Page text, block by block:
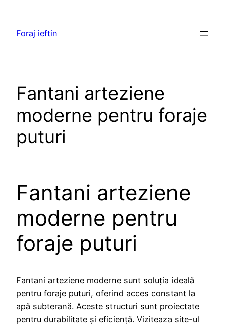
content
Foraj ieftin
Fantani arteziene
moderne pentru foraje
puturi
Fantani arteziene
moderne pentru
foraje puturi
Fantani arteziene moderne sunt soluția ideală
pentru foraje puturi, oferind acces constant la
apă subterană. Aceste structuri sunt proiectate
pentru durabilitate și eficiență. Viziteaza site-ul